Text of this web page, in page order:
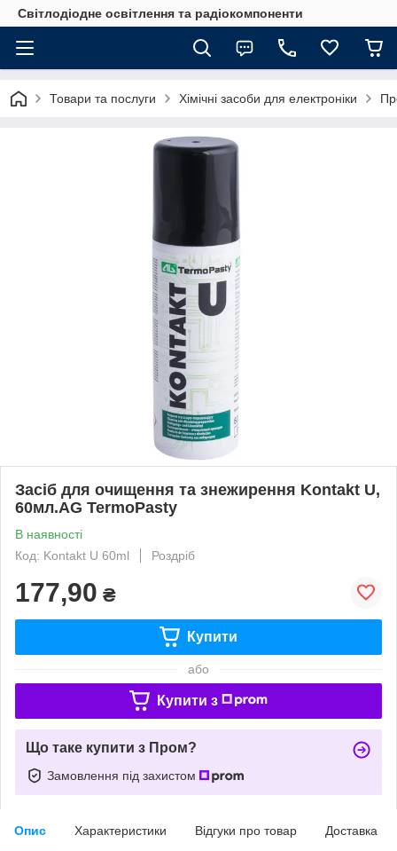
Світлодіодне освітлення та радіокомпоненти
Товари та послуги Хімічні засоби для електроніки
Засіб для очищення та знежирення Kontakt U,
60мл.AG TermoPasty
В наявності
Код: Kontakt U 60ml
Роздріб
177,90 ₴
Купити
або
Купити з
Що таке купити з Пром?
Замовлення під захистом
Опис Характеристики Відгуки про товар Доставка